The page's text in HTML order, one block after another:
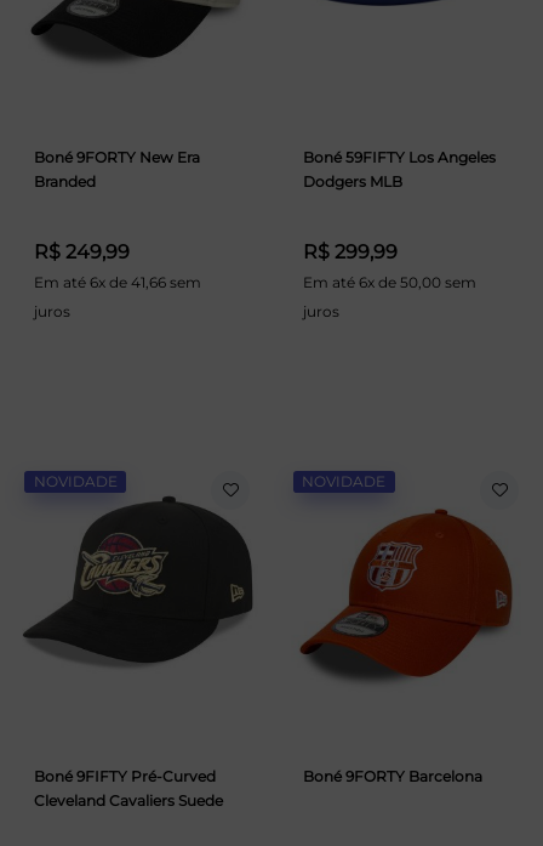
Boné 9FORTY New Era
Branded
R$ 249,99
Em até 6x de 41,66 sem
juros
Boné 59FIFTY Los Angeles
Dodgers MLB
R$ 299,99
Em até 6x de 50,00 sem
juros
NOVIDADE
Boné 9FIFTY Pré-Curved
Cleveland Cavaliers Suede
NOVIDADE
Boné 9FORTY Barcelona